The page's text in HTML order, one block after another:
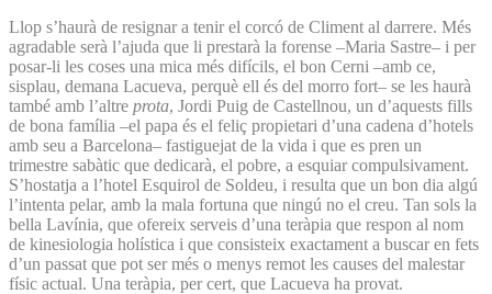
Llop s’haurà de resignar a tenir el corcó de Climent al darrere. Més
agradable serà l’ajuda que li prestarà la forense –Maria Sastre– i per
posar-li les coses una mica més difícils, el bon Cerni –amb ce,
sisplau, demana Lacueva, perquè ell és del morro fort– se les haurà
també amb l’altre prota, Jordi Puig de Castellnou, un d’aquests fills
de bona família –el papa és el feliç propietari d’una cadena d’hotels
amb seu a Barcelona– fastiguejat de la vida i que es pren un
trimestre sabàtic que dedicarà, el pobre, a esquiar compulsivament.
S’hostatja a l’hotel Esquirol de Soldeu, i resulta que un bon dia algú
l’intenta pelar, amb la mala fortuna que ningú no el creu. Tan sols la
bella Lavínia, que ofereix serveis d’una teràpia que respon al nom
de kinesiologia holística i que consisteix exactament a buscar en fets
d’un passat que pot ser més o menys remot les causes del malestar
físic actual. Una teràpia, per cert, que Lacueva ha provat.